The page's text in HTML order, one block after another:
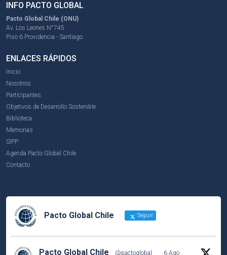
INFO PACTO GLOBAL
Pacto Global Chile (ONU)
Av. Los Leones N°745
Piso 6 Providencia - Santiago
ENLACES RÁPIDOS
Inicio
Nosotros
Participantes
Objetivos de Desarrollo Sostenible
Biblioteca
Memorias
SIPP
Agenda Pacto Global Chile
Contacto
Pacto Global Chile Seguir
Pacto Global Chile @pactoglobal · 6 Ago